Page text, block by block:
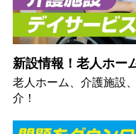
新設情報！老人ホー
老人ホーム、介護施設
介！